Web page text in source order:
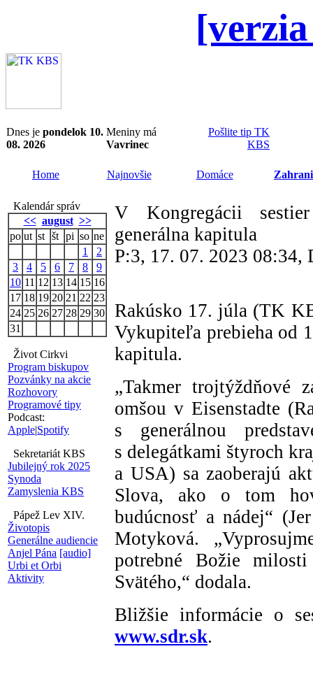
Dnes je pondelok 10.
08. 2026
Meniny má
Vavrinec
Pošlite tip TK
KBS
Home Najnovšie Domáce
Kalendár správ
<< august >>
po ut st št pi so ne
1
2
3
4 5 6 7 8
9
10 11 12 13 14 15 16
17 18 19 20 21 22 23
24 25 26 27 28 29 30
31
Život Cirkvi
Program biskupov
Pozvánky na akcie
Rozhovory
Programové tipy
Podcast:
Apple|Spotify
Sekretariát KBS
Jubilejný rok 2025
Synoda
Zamyslenia KBS
Pápež Lev XIV.
Životopis
Generálne audiencie
Anjel Pána [audio]
Urbi et Orbi
Aktivity
V Kongregácii
generálna kapitula
P:3, 17. 07. 2023 08:34,
Rakúsko 17. júla (TK
Vykupiteľa prebieha od
kapitula.
„Takmer trojtýždňové
omšou v Eisenstadte
s generálnou
s delegátkami štyroch
a USA) sa zaoberajú
Slova, ako o tom
budúcnosť a nádej“
Motyková.
potrebné Božie
Svätého,“ dodala.
Bližšie informácie o
www.sdr.sk.